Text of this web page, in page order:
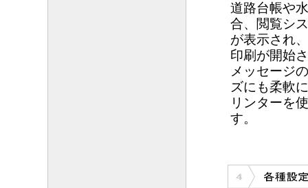
道路台帳や
合、閲覧シ
が表示され
印刷が開始
メッセージ
ズにも柔軟
リンターを
す。